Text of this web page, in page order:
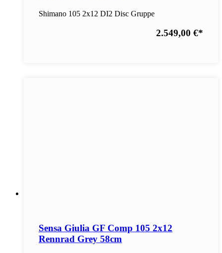
Shimano 105 2x12 DI2 Disc Gruppe
2.549,00 €*
Sensa Giulia GF Comp 105 2x12
Rennrad Grey 58cm